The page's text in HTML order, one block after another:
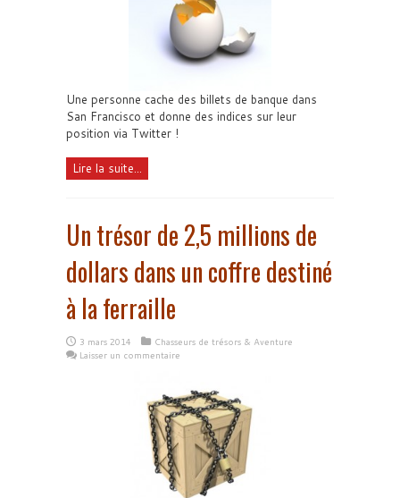
Une personne cache des billets de banque dans
San Francisco et donne des indices sur leur
position via Twitter !
Lire la suite...
Un trésor de 2,5 millions de
dollars dans un coffre destiné
à la ferraille
3 mars 2014
Chasseurs de trésors & Aventure
Laisser un commentaire